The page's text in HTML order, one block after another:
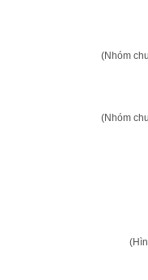
(Nhóm
(Nhóm